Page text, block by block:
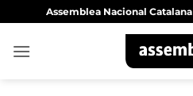
content
Assemblea Nacional Catalana